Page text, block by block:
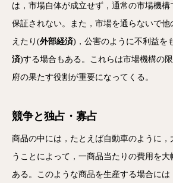
は，市場自体が成立せず，通常の市場機
保証されない。また，市場を通らないで
えたり(外部経済)，公害のように不利益を
済)する場合もある。これらは市場機構の
府の果たす役割が重要になってくる。
競争と独占・寡占
商品の中には，たとえば自動車のように，
うことによって，一商品当たりの費用を
ある。このような商品を生産する場合には